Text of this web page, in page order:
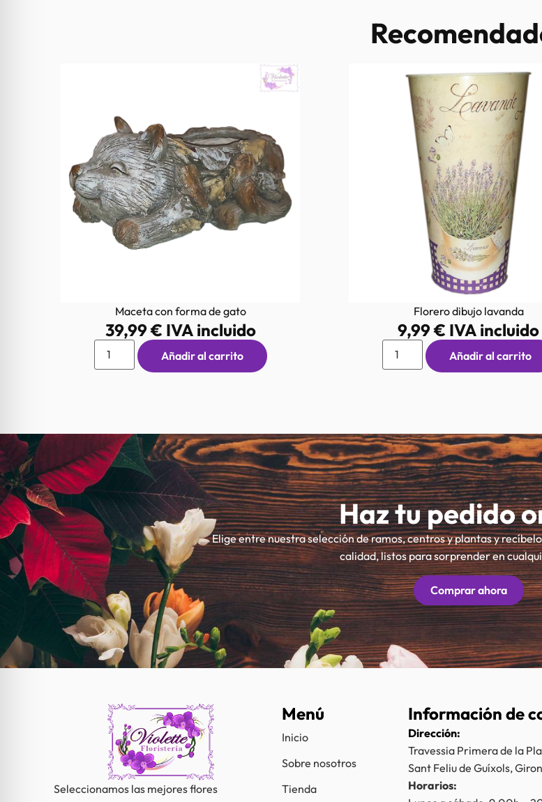
Maceta con forma de gato
39,99€ IVA incluido
Añadir al carrito
Florero dibujo lavanda
9,99€ IVA incluido
Añadir al carrito
Haz tu pedido
Elige entre nuestra selección de ramos, centros y plantas y
calidad, listos para sorprender en
Comprar ahora
Seleccionamos las mejores flores
Menú
Inicio
Sobre nosotros
Tienda
Información de
Dirección:
Travessia Primera de la
Sant Feliu de Guíxols,
Horarios: